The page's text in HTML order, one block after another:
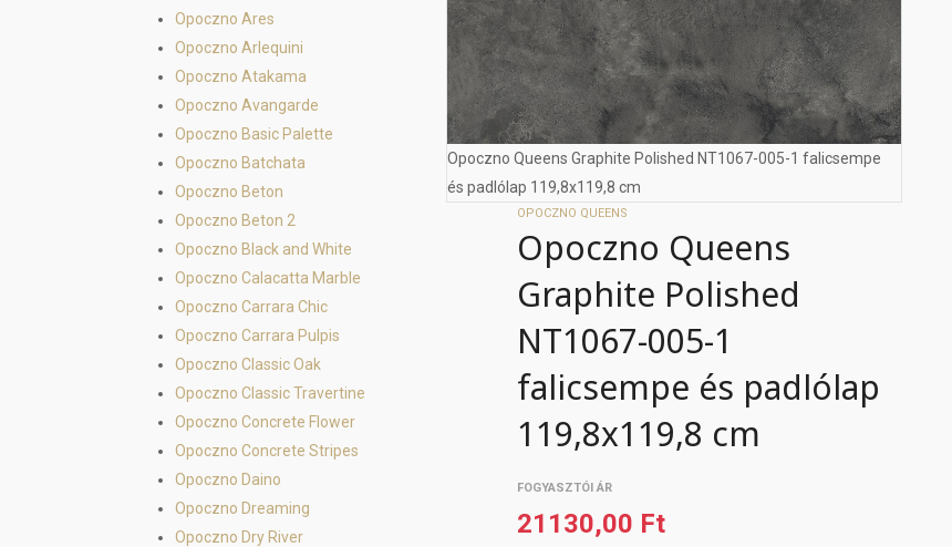
Opoczno Queens Graphite Polished NT1067-005-1 falicsempe
és padlólap 119,8x119,8 cm
OPOCZNO QUEENS
Opoczno Queens
Graphite Polished
NT1067-005-1
falicsempe és padlólap
119,8x119,8 cm
FOGYASZTÓI ÁR
21130,00 Ft
Opoczno Ares
Opoczno Arlequini
Opoczno Atakama
Opoczno Avangarde
Opoczno Basic Palette
Opoczno Batchata
Opoczno Beton
Opoczno Beton 2
Opoczno Black and White
Opoczno Calacatta Marble
Opoczno Carrara Chic
Opoczno Carrara Pulpis
Opoczno Classic Oak
Opoczno Classic Travertine
Opoczno Concrete Flower
Opoczno Concrete Stripes
Opoczno Daino
Opoczno Dreaming
Opoczno Dry River